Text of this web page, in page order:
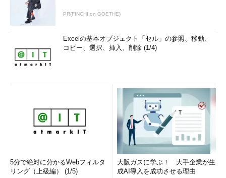
PR(FINCHI on GOETHE)
Excelの基本オブジェクト「セル」の参照、移動、
コピー、選択、挿入、削除 (1/4)
5分で絶対に分かるWebフィルタ
リング（上級編） (1/5)
大阪ガスに学ぶ！ 大手企業が生
成AI導入を成功させる理由